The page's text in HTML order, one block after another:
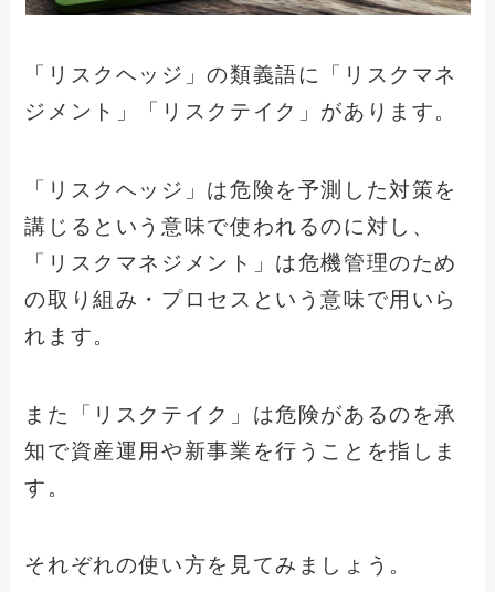
「リスクヘッジ」の類義語に「リスクマネ
ジメント」「リスクテイク」があります。
「リスクヘッジ」は危険を予測した対策を
講じるという意味で使われるのに対し、
「リスクマネジメント」は危機管理のため
の取り組み・プロセスという意味で用いら
れます。
また「リスクテイク」は危険があるのを承
知で資産運用や新事業を行うことを指しま
す。
それぞれの使い方を見てみましょう。